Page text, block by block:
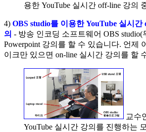
용한 YouTube 실시간 off-line 강의
4) OBS studio를 이용한 YouTube 실시간
의 - 방송 인코딩 소프트웨어 OBS studio(
Powerpoint 강의를 할 수 있습니다. 언제
이크만 있으면 on-line 실시간 강의를 할
교수
YouTube 실시간 강의를 진행하는